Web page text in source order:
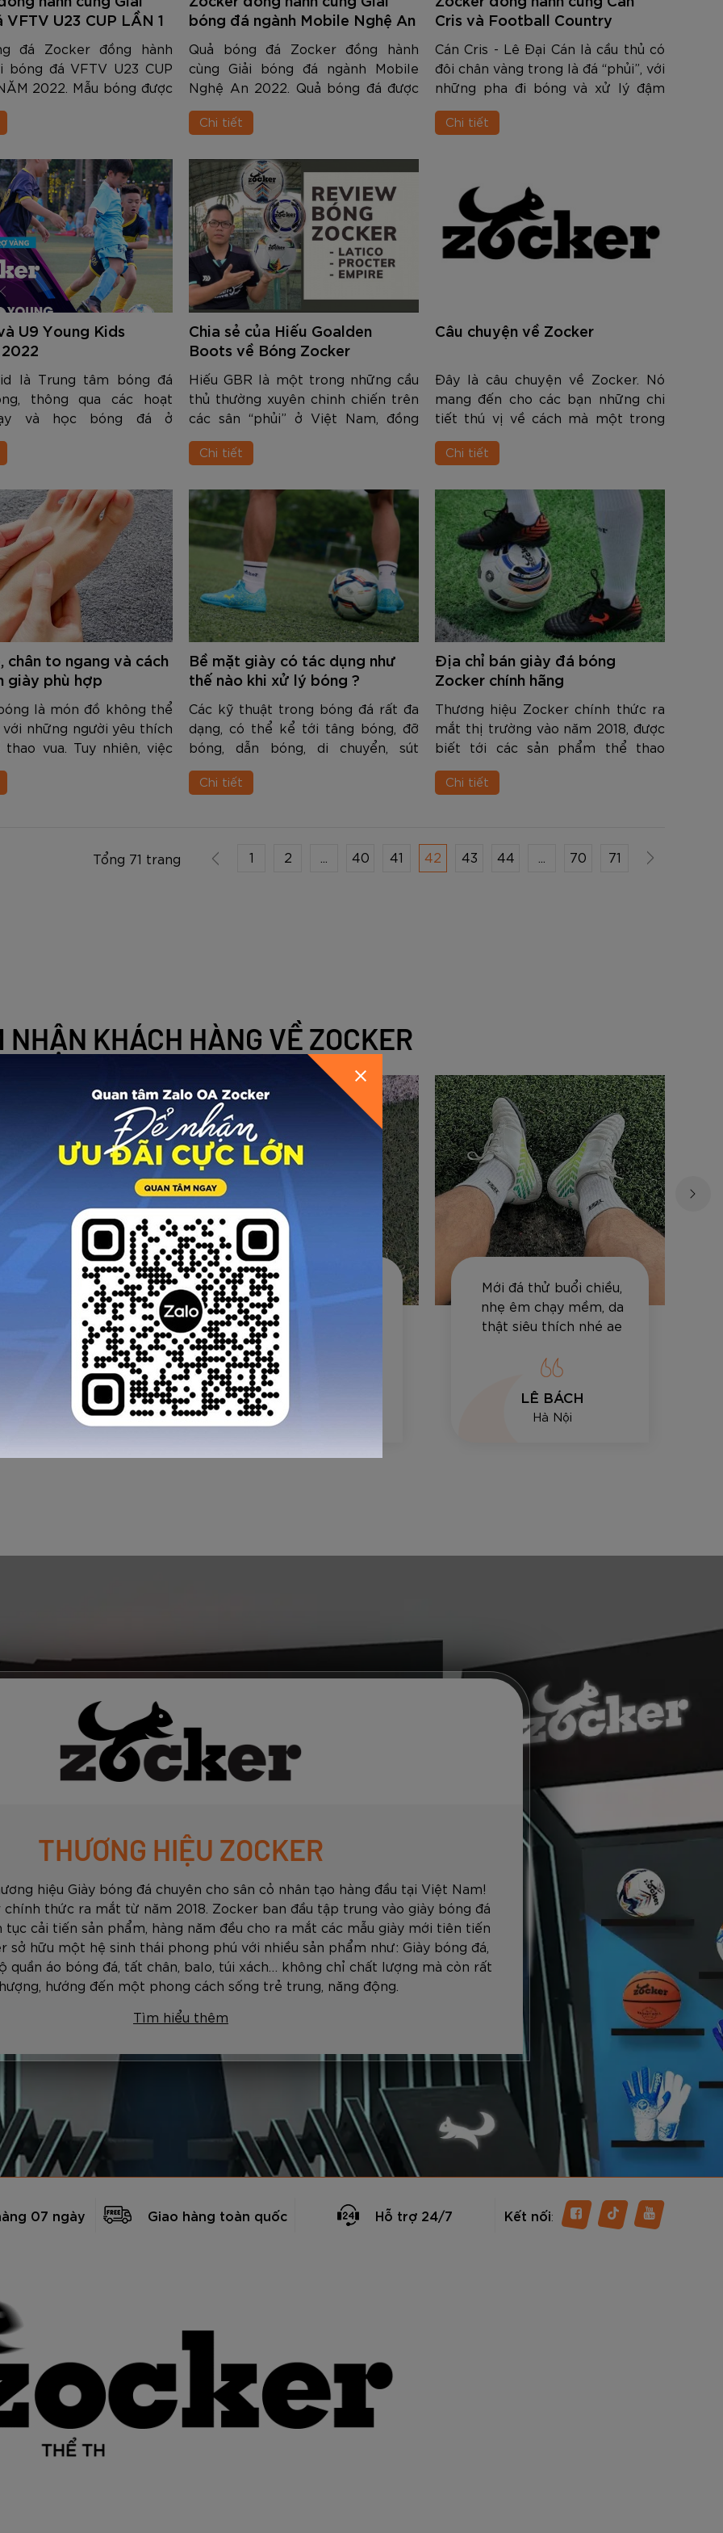
779.000 779.000 VNĐ
Tím2.890.000
Trắng
2.890.000 VNĐ
Carbon Trắng Xanh
1.690.000
Carbon Xanh Cam
1.290.000
Microfiber ZK5-206
1.290.000 990.000VNĐ
450.000 650.000VNĐ
U23 CUP LẦN 1
đá Zocker đồng hành
bóng đá VFTV U23 CUP
2022. Mẫu bóng được
là Quả bóng đá Zocker
EN205.
bóng đá ngành Mobile Nghệ An
2022
Quả bóng đá Zocker đồng hành
cùng Giải bóng đá ngành Mobile
Nghệ An 2022. Quả bóng đá được
sử dụng trong giải đấu là quả bóng
đá size 5 Zocker Procter ZK5-P203
Chi tiết
Cris và Football Country
Cán Cris - Lê Đại Cán là cầu thủ có
đôi chân vàng trong là đá “phủi”, với
những pha đi bóng và xử lý đậm
chất nghệ sĩ trên sân cỏ. Không
những vậy, anh còn là 1 Youtuber
Chi tiết
U9 Young Kids
là Trung tâm bóng đá
thông qua các hoạt
và học bóng đá ở
thao lành mạnh cho trẻ từ
Chia sẻ của Hiếu Goalden
Boots về Bóng Zocker
Hiếu GBR là một trong những cầu
thủ thường xuyên chinh chiến trên
các sân “phủi” ở Việt Nam, đồng
review các sản phẩm thể thao
khác nhau, nh...
Chi tiết
Câu chuyện về Zocker
Đây là câu chuyện về Zocker. Nó
mang đến cho các bạn những chi
tiết thú vị về cách mà một trong
đầu của Việt Nam hình thành, bước
HÌ...
Chi tiết
chân to ngang và cách
giày phù hợp
là món đồ không thể
những người yêu thích
vua. Tuy nhiên, việc
giày để luyện tập và thi
có những điểm cần lưu ý,
Bề mặt giày có tác dụng như
thế nào khi xử lý bóng ?
Các kỹ thuật trong bóng đá rất đa
dạng, có thể kể tới tâng bóng, đỡ
bóng, dẫn bóng, di chuyển, sút
bóng bằng lòng bàn chân, sút bóng
bằng mu bàn chân, giật gót... Việc
Chi tiết
Địa chỉ bán giày đá bóng
Zocker chính hãng
Thương hiệu Zocker chính thức ra
mắt thị trường vào năm 2018, được
biết tới các sản phẩm thể thao
như: Giày bóng đá, quả bóng đá,
găng tay thủ môn, bộ quần áo đá
Chi tiết
Tổng 71 trang 1 2 40 41 42 43 44 70 71
NHẬN KHÁCH HÀNG VỀ ZOCKER
phẩm ok chạy trên
ko bị ngã vì nó trợ
tốt. Đã đi thử 1 trận
rồi mới feedback cho
anh em
MINH LONG
Quảng Ngãi
Quá tuyệt vời hàng Việt
Nam chất lượng cao, đi
vừa vặn, chất liệu cảm
giác mềm, dai
HUY NGỌC
Hải Phòng
Mới đá thử buổi chiều,
nhẹ êm chạy mềm, da
thật siêu thích nhé ae
LÊ BÁCH
Hà Nội
THƯƠNG HIỆU ZOCKER
hiệu Giày bóng đá chuyên cho sân cỏ nhân tạo hàng đầu tại Việt Nam!
thức ra mắt từ năm 2018. Zocker ban đầu tập trung vào giày bóng đá
tục cải tiến sản phẩm, hàng năm đều cho ra mắt các mẫu giày mới tiên tiến
sở hữu một hệ sinh thái phong phú với nhiều sản phẩm như: Giày bóng đá,
quần áo bóng đá, tất chân, balo, túi xách… không chỉ chất lượng mà còn rất
hướng đến một phong cách sống trẻ trung, năng động.
Tìm hiểu thêm
07 ngày Giao hàng toàn quốc Hỗ trợ 24/7 Kết nối: